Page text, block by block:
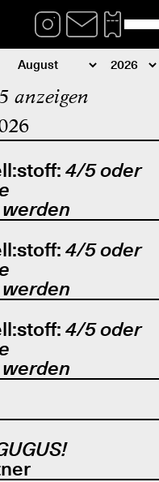
anzeigen
4/5 oder
4/5 oder
4/5 oder